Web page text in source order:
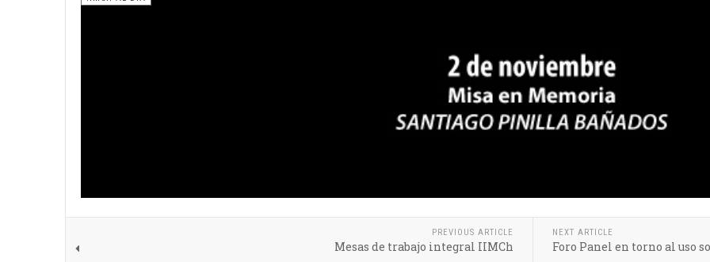
PREVIOUS ARTICLE
Mesas de trabajo integral IIMCh
NEXT ARTICLE
Foro Panel en torno al uso